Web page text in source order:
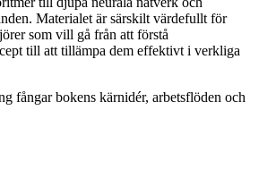
Materialet är särskilt värdefullt för
som vill gå från att förstå
till att tillämpa dem effektivt i verkliga
fångar bokens kärnidér, arbetsflöden och